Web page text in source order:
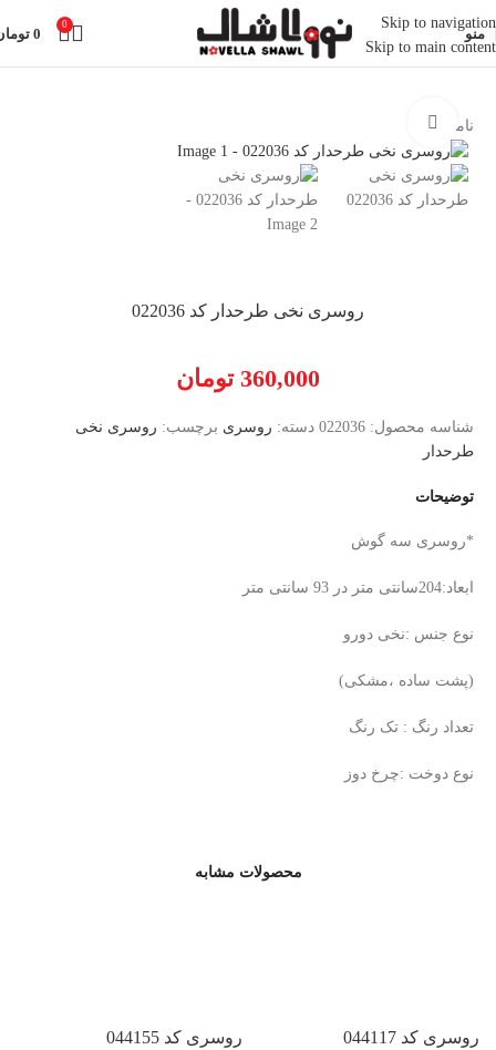
Skip to navigation
Skip to main content
منو
0
0
خانه روسری
ناموجود
روسری نخی طرحدار کد 022036
360,000 تومان
شناسه محصول: 022036 دسته: روسری برچسب: روسری نخی
طرحدار
توضیحات
*روسری سه گوش
ابعاد:204سانتی متر در 93 سانتی متر
نوع جنس :نخی دورو
(پشت ساده ،مشکی)
تعداد رنگ : تک رنگ
نوع دوخت :چرخ دوز
محصولات مشابه
روسری کد 044117 روسری کد 044155